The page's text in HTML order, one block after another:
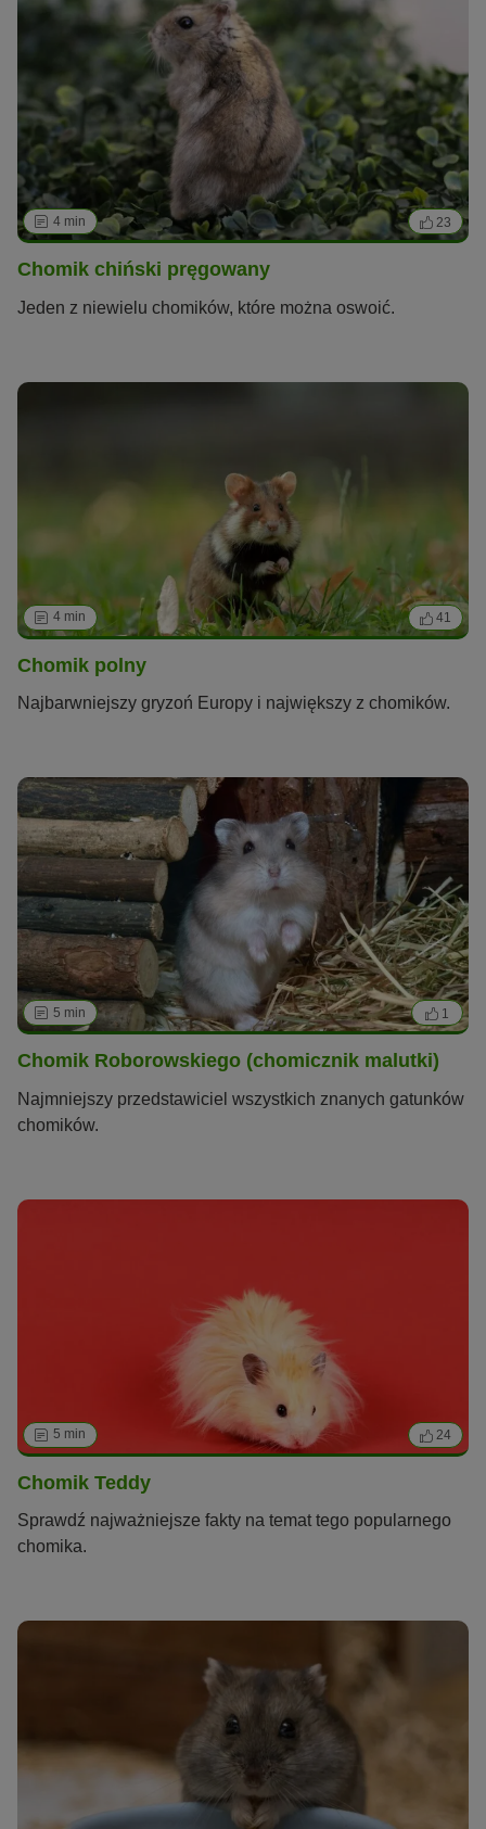
4 min 23
Chomik chiński pręgowany
Jeden z niewielu chomików, które można oswoić.
4 min 41
Chomik polny
Najbarwniejszy gryzoń Europy i największy z chomików.
5 min 1
Chomik Roborowskiego (chomicznik malutki)
Najmniejszy przedstawiciel wszystkich znanych gatunków
chomików.
5 min 24
Chomik Teddy
Sprawdź najważniejsze fakty na temat tego popularnego
chomika.